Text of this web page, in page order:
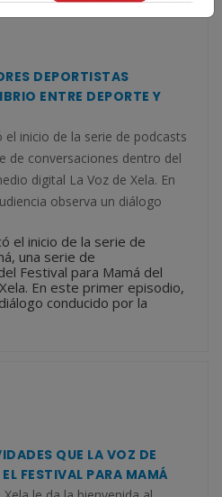
DEPORTISTAS
ENTRE DEPORTE Y
el inicio de la serie de podcasts
de conversaciones dentro del
digital La Voz de Xela. En
observa un diálogo
el inicio de la serie de
una serie de
Festival para Mamá del
En este primer episodio,
conducido por la
QUE LA VOZ DE
FESTIVAL PARA MAMÁ